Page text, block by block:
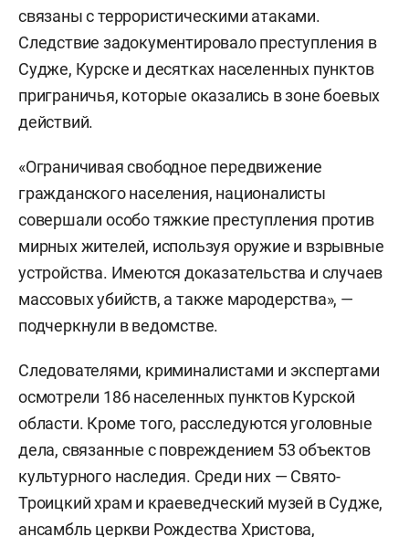
связаны с террористическими атаками.
Следствие задокументировало преступления в
Судже, Курске и десятках населенных пунктов
приграничья, которые оказались в зоне боевых
действий.
«Ограничивая свободное передвижение
гражданского населения, националисты
совершали особо тяжкие преступления против
мирных жителей, используя оружие и взрывные
устройства. Имеются доказательства и случаев
массовых убийств, а также мародерства», —
подчеркнули в ведомстве.
Следователями, криминалистами и экспертами
осмотрели 186 населенных пунктов Курской
области. Кроме того, расследуются уголовные
дела, связанные с повреждением 53 объектов
культурного наследия. Среди них — Свято-
Троицкий храм и краеведческий музей в Судже,
ансамбль церкви Рождества Христова,